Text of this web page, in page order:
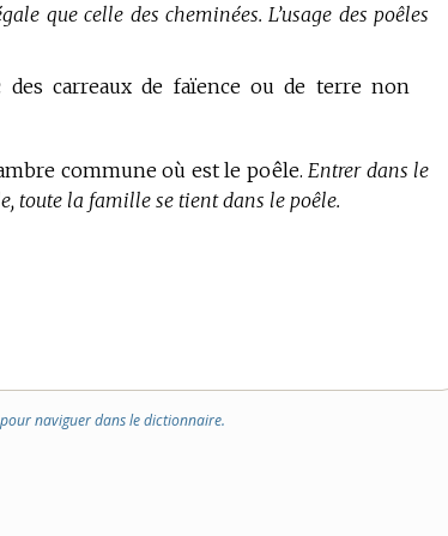
que celle des cheminées. L’usage des poêles
carreaux de faïence ou de terre non
commune où est le poêle.Entrer dans le
toute la famille se tient dans le poêle.
naviguer dans le dictionnaire.